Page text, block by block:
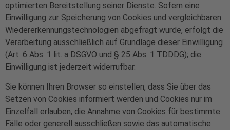
optimierten Bereitstellung seiner Dienste. Sofern eine
Einwilligung zur Speicherung von Cookies und vergleichbaren
Wiedererkennungstechnologien abgefragt wurde, erfolgt die
Verarbeitung ausschließlich auf Grundlage dieser Einwilligung
(Art. 6 Abs. 1 lit. a DSGVO und § 25 Abs. 1 TDDDG); die
Einwilligung ist jederzeit widerrufbar.
Sie können Ihren Browser so einstellen, dass Sie über das
Setzen von Cookies informiert werden und Cookies nur im
Einzelfall erlauben, die Annahme von Cookies für bestimmte
Fälle oder generell ausschließen sowie das automatische